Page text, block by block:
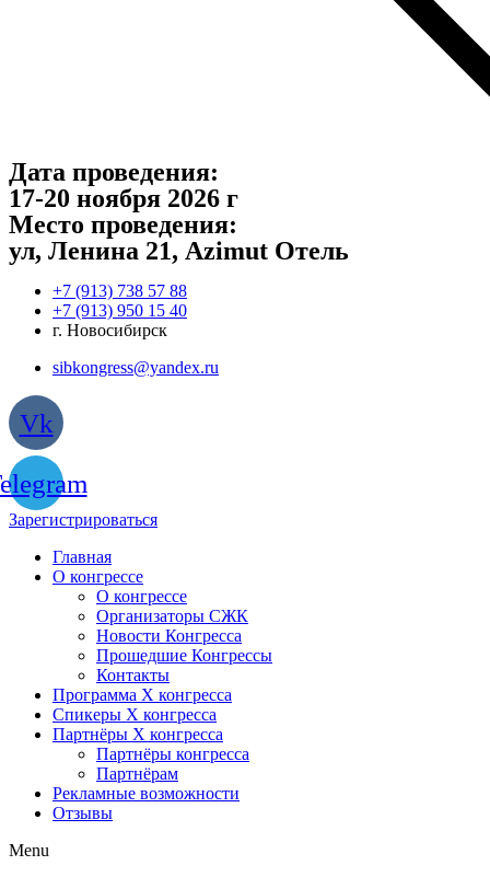
Дата проведения:
17-20 ноября 2026 г
Место проведения:
ул, Ленина 21, Azimut Отель
‎+7 (913) 738 57 88
+7 (913) 950 15 40
г. Новосибирск
sibkongress@yandex.ru
Vk
Зарегистрироваться
Главная
О конгрессе
О конгрессе
Организаторы СЖК
Новости Конгресса
Прошедшие Конгрессы
Контакты
Программа Х конгресса
Спикеры X конгресса
Партнёры X конгресса
Партнёры конгресса
Партнёрам
Рекламные возможности
Отзывы
Menu
НОВИНКА